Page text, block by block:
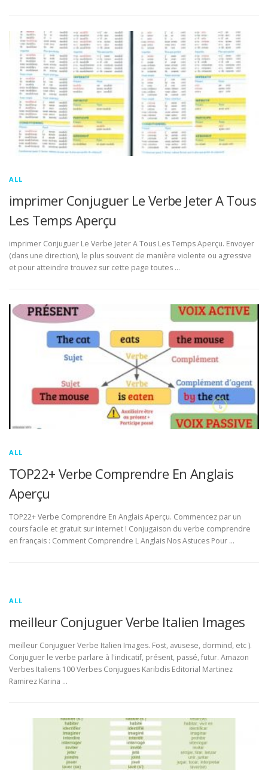
ALL
imprimer Conjuguer Le Verbe Jeter A Tous
Les Temps Aperçu
imprimer Conjuguer Le Verbe Jeter A Tous Les Temps Aperçu. Envoyer
(dans une direction), le plus souvent de manière violente ou agressive
et pour atteindre trouvez sur cette page toutes …
ALL
TOP22+ Verbe Comprendre En Anglais
Aperçu
TOP22+ Verbe Comprendre En Anglais Aperçu. Commencez par un
cours facile et gratuit sur internet ! Conjugaison du verbe comprendre
en français : Comment Comprendre L Anglais Nos Astuces Pour …
ALL
meilleur Conjuguer Verbe Italien Images
meilleur Conjuguer Verbe Italien Images. Fost, avusese, dormind, etc ).
Conjuguer le verbe parlare à l'indicatif, présent, passé, futur. Amazon
Verbes Italiens 100 Verbes Conjugues Karibdis Editorial Martinez
Ramirez Karina …